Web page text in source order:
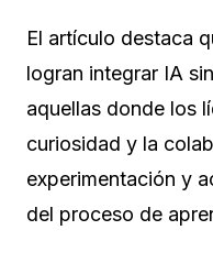
El artículo destaca
logran integrar IA
aquellas donde los
curiosidad y la
experimentación y
del proceso de